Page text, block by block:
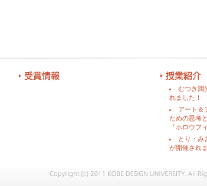
むつき潤
れました！
アート＆
ための思考
『ホロウフ
とり・み
が開催され